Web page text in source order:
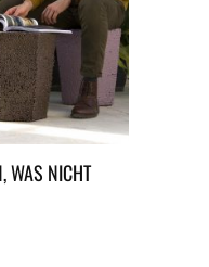
WAS NICHT